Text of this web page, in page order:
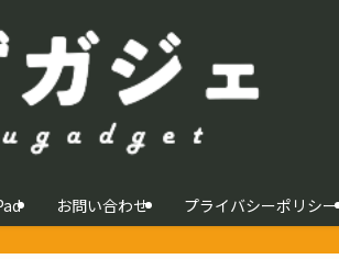
お問い合わせ プライバシーポリシー